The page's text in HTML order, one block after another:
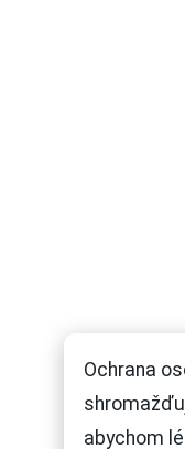
Ochrana
abychom